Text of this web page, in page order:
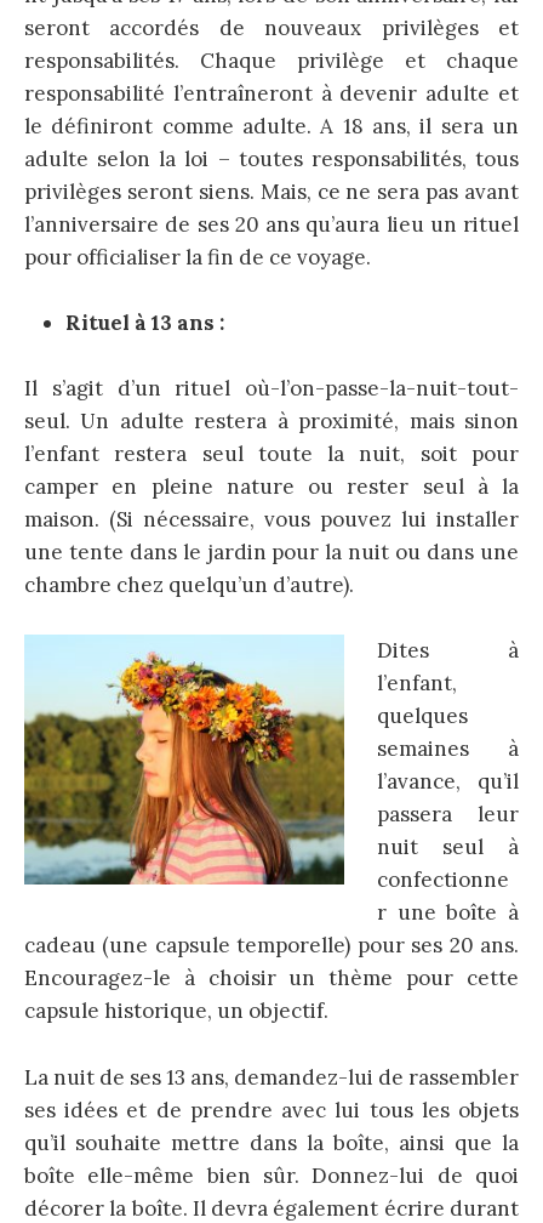
seront accordés de nouveaux privilèges et
responsabilités. Chaque privilège et chaque
responsabilité l’entraîneront à devenir adulte et
le définiront comme adulte. A 18 ans, il sera un
adulte selon la loi – toutes responsabilités, tous
privilèges seront siens. Mais, ce ne sera pas avant
l’anniversaire de ses 20 ans qu’aura lieu un rituel
pour officialiser la fin de ce voyage.
Rituel à 13 ans :
Il s’agit d’un rituel où-l’on-passe-la-nuit-tout-
seul. Un adulte restera à proximité, mais sinon
l’enfant restera seul toute la nuit, soit pour
camper en pleine nature ou rester seul à la
maison. (Si nécessaire, vous pouvez lui installer
une tente dans le jardin pour la nuit ou dans une
chambre chez quelqu’un d’autre).
Dites à
l’enfant,
quelques
semaines à
l’avance, qu’il
passera leur
nuit seul à
confectionne
r une boîte à
cadeau (une capsule temporelle) pour ses 20 ans.
Encouragez-le à choisir un thème pour cette
capsule historique, un objectif.
La nuit de ses 13 ans, demandez-lui de rassembler
ses idées et de prendre avec lui tous les objets
qu’il souhaite mettre dans la boîte, ainsi que la
boîte elle-même bien sûr. Donnez-lui de quoi
décorer la boîte. Il devra également écrire durant